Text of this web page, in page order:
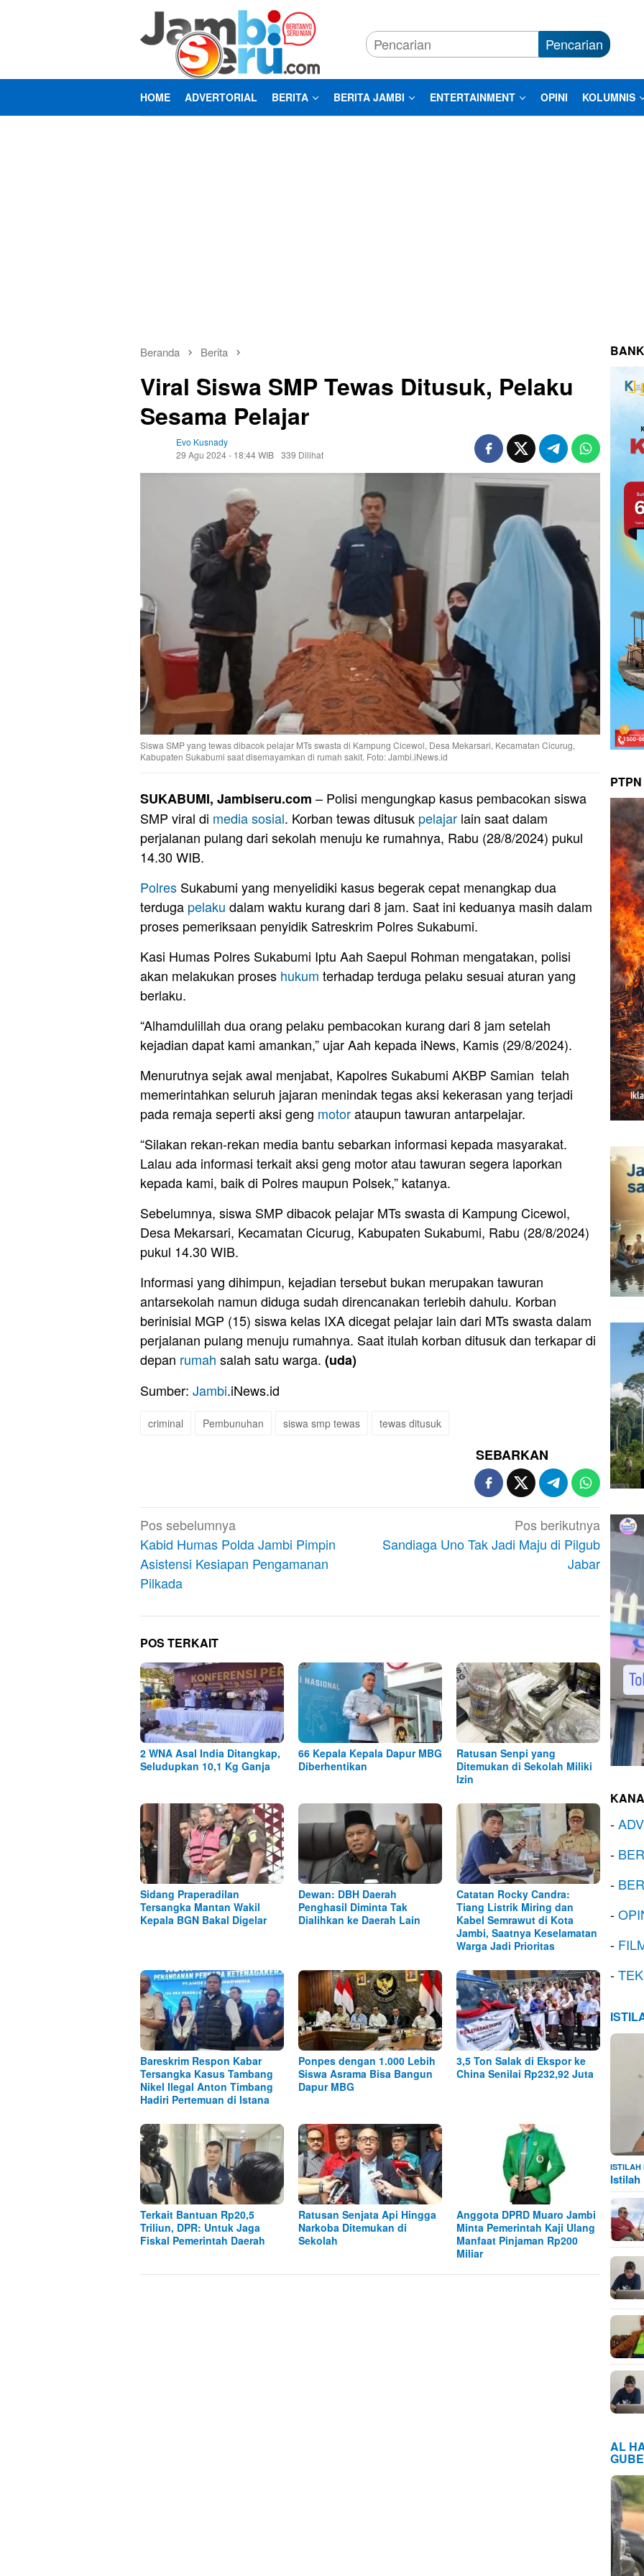
Pencarian
HOME ADVERTORIAL BERITA BERITA JAMBI ENTERTAINMENT OPINI KOLUMNIS
Beranda Berita
Viral Siswa SMP Tewas Ditusuk, Pelaku
Sesama Pelajar
Evo Kusnady
29 Agu 2024 - 18:44 WIB 339 Dilihat
Siswa SMP yang tewas dibacok pelajar MTs swasta di Kampung Cicewol, Desa Mekarsari, Kecamatan Cicurug,
Kabupaten Sukabumi saat disemayamkan di rumah sakit. Foto: Jambi.iNews.id
SUKABUMI, Jambiseru.com – Polisi mengungkap kasus pembacokan siswa
SMP viral di media sosial. Korban tewas ditusuk pelajar lain saat dalam
perjalanan pulang dari sekolah menuju ke rumahnya, Rabu (28/8/2024) pukul
14.30 WIB.
Polres Sukabumi yang menyelidiki kasus begerak cepat menangkap dua
terduga pelaku dalam waktu kurang dari 8 jam. Saat ini keduanya masih dalam
proses pemeriksaan penyidik Satreskrim Polres Sukabumi.
Kasi Humas Polres Sukabumi Iptu Aah Saepul Rohman mengatakan, polisi
akan melakukan proses hukum terhadap terduga pelaku sesuai aturan yang
berlaku.
“Alhamdulillah dua orang pelaku pembacokan kurang dari 8 jam setelah
kejadian dapat kami amankan,” ujar Aah kepada iNews, Kamis (29/8/2024).
Menurutnya sejak awal menjabat, Kapolres Sukabumi AKBP Samian telah
memerintahkan seluruh jajaran menindak tegas aksi kekerasan yang terjadi
pada remaja seperti aksi geng motorataupun tawuran antarpelajar.
“Silakan rekan-rekan media bantu sebarkan informasi kepada masyarakat.
Lalau ada informasi terkait aksi geng motor atau tawuran segera laporkan
kepada kami, baik di Polres maupun Polsek,” katanya.
Sebelumnya, siswa SMP dibacok pelajar MTs swasta di Kampung Cicewol,
Desa Mekarsari, Kecamatan Cicurug, Kabupaten Sukabumi, Rabu (28/8/2024)
pukul 14.30 WIB.
Informasi yang dihimpun, kejadian tersebut bukan merupakan tawuran
antarsekolah namun diduga sudah direncanakan terlebih dahulu. Korban
berinisial MGP (15) siswa kelas IXA dicegat pelajar lain dari MTs swasta dalam
perjalanan pulang menuju rumahnya. Saat itulah korban ditusuk dan terkapar di
depan rumah salah satu warga. (uda)
Sumber: Jambi.iNews.id
criminal Pembunuhan siswa smp tewas tewas ditusuk
SEBARKAN
Navigasi
pos
Pos sebelumnya
Kabid Humas Polda Jambi Pimpin
Asistensi Kesiapan Pengamanan
Pilkada
Pos berikutnya
Sandiaga Uno Tak Jadi Maju di Pilgub
Jabar
POS TERKAIT
2 WNA Asal India Ditangkap,
Seludupkan 10,1 Kg Ganja
66 Kepala Kepala Dapur MBG
Diberhentikan
Ratusan Senpi yang
Ditemukan di Sekolah Miliki
Izin
Sidang Praperadilan
Tersangka Mantan Wakil
Kepala BGN Bakal Digelar
Dewan: DBH Daerah
Penghasil Diminta Tak
Dialihkan ke Daerah Lain
Catatan Rocky Candra:
Tiang Listrik Miring dan
Kabel Semrawut di Kota
Jambi, Saatnya Keselamatan
Warga Jadi Prioritas
Bareskrim Respon Kabar
Tersangka Kasus Tambang
Nikel Ilegal Anton Timbang
Hadiri Pertemuan di Istana
Ponpes dengan 1.000 Lebih
Siswa Asrama Bisa Bangun
Dapur MBG
3,5 Ton Salak di Ekspor ke
China Senilai Rp232,92 Juta
Terkait Bantuan Rp20,5
Triliun, DPR: Untuk Jaga
Fiskal Pemerintah Daerah
Ratusan Senjata Api Hingga
Narkoba Ditemukan di
Sekolah
Anggota DPRD Muaro Jambi
Minta Pemerintah Kaji Ulang
Manfaat Pinjaman Rp200
Miliar
-
-
-
-
-
-
ISTILAH
Istilah
AL